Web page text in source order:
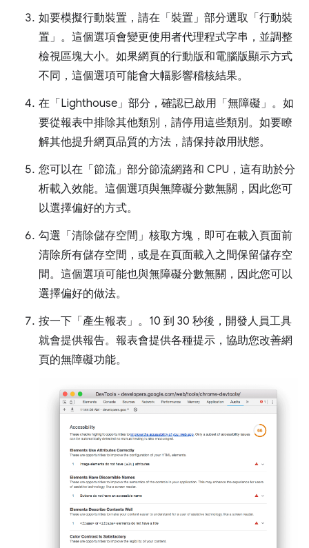
如要模擬行動裝置，請在「裝置」 部分選取「行動裝
置」 。這個選項會變更使用者代理程式字串，並調整
檢視區塊大小。如果網頁的行動版和電腦版顯示方式
不同，這個選項可能會大幅影響稽核結果。
在「Lighthouse」 部分，確認已啟用「無障礙」 。如
要從報表中排除其他類別，請停用這些類別。如要瞭
解其他提升網頁品質的方法，請保持啟用狀態。
您可以在「節流」 部分節流網路和 CPU，這有助於分
析載入效能。這個選項與無障礙分數無關，因此您可
以選擇偏好的方式。
勾選「清除儲存空間」 核取方塊，即可在載入頁面前
清除所有儲存空間，或是在頁面載入之間保留儲存空
間。這個選項可能也與無障礙分數無關，因此您可以
選擇偏好的做法。
按一下「產生報表」 。10 到 30 秒後，開發人員工具
就會提供報告。報表會提供各種提示，協助您改善網
頁的無障礙功能。